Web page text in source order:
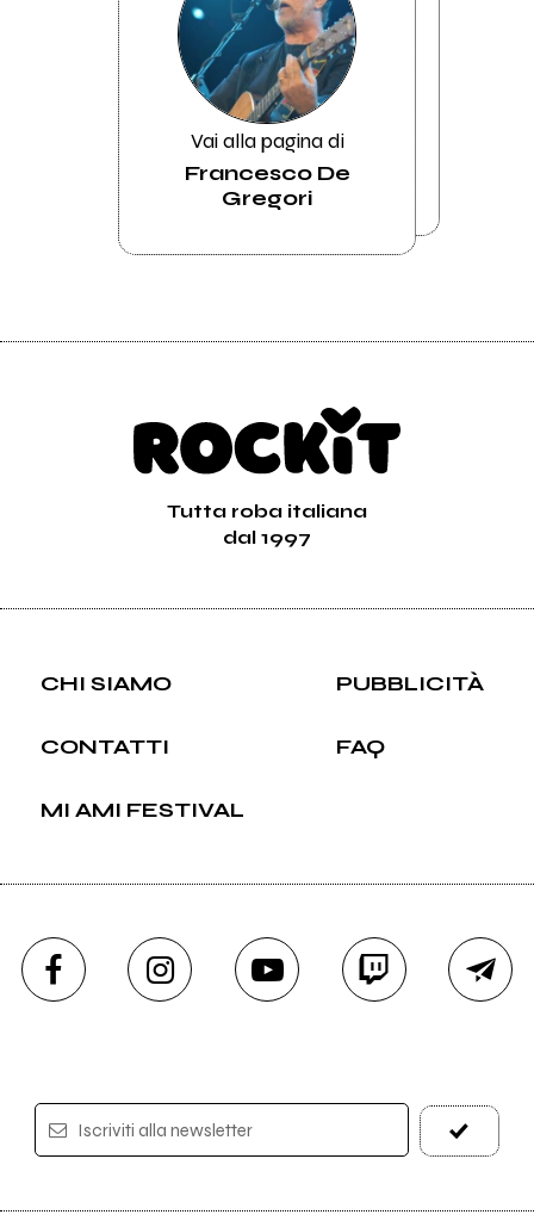
Vai alla pagina di
Francesco De
Gregori
Tutta roba italiana
dal 1997
CHI SIAMO PUBBLICITÀ
CONTATTI FAQ
MI AMI FESTIVAL
Iscriviti alla newsletter